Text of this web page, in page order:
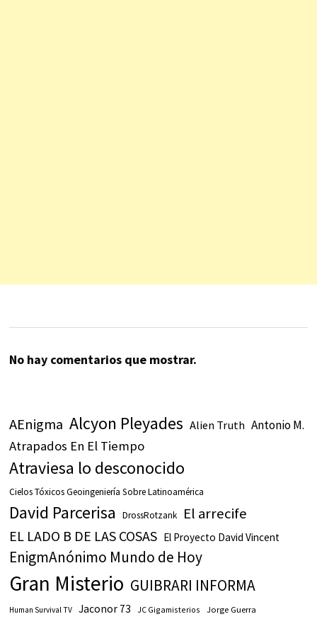
No hay comentarios que mostrar.
AEnigma Alcyon Pleyades Alien Truth Antonio M.
Atrapados En El Tiempo
Atraviesa lo desconocido
Cielos Tóxicos Geoingeniería Sobre Latinoamérica
David Parcerisa DrossRotzank El arrecife
EL LADO B DE LAS COSAS El Proyecto David Vincent
EnigmAnónimo Mundo de Hoy
Gran Misterio GUIBRARI INFORMA
Human Survival TV Jaconor 73 JC Gigamisterios Jorge Guerra